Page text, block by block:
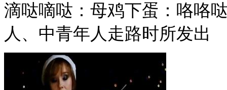
滴哒嘀哒：母鸡下蛋：咯咯
人、中青年人走路时所发出